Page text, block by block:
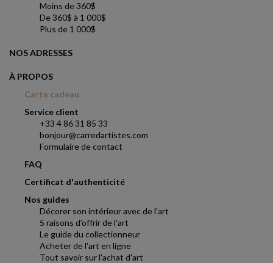
Moins de 360$
De 360$ à 1 000$
Plus de 1 000$
NOS ADRESSES
À PROPOS
Carte cadeau
Service client
+33 4 86 31 85 33
bonjour@carredartistes.com
Formulaire de contact
FAQ
Certificat d'authenticité
Nos guides
Décorer son intérieur avec de l'art
5 raisons d'offrir de l'art
Le guide du collectionneur
Acheter de l'art en ligne
Tout savoir sur l'achat d'art